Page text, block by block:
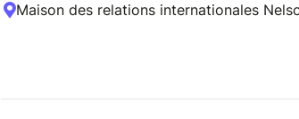
Maison des relations internationales